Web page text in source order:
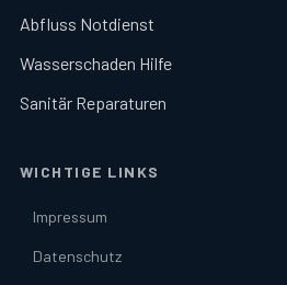
Abfluss Notdienst
Wasserschaden Hilfe
Sanitär Reparaturen
WICHTIGE LINKS
Impressum
Datenschutz